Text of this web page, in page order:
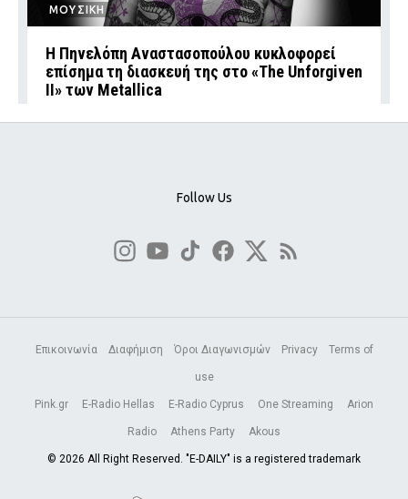
ΜΟΥΣΙΚΗ
Η Πηνελόπη Αναστασοπούλου κυκλοφορεί
επίσημα τη διασκευή της στο «The Unforgiven
II» των Metallica
Follow Us
Επικοινωνία Διαφήμιση Όροι Διαγωνισμών Privacy Terms of
use
Pink.gr E-Radio Hellas E-Radio Cyprus One Streaming Arion
Radio Athens Party Akous
© 2026 All Right Reserved. "E-DAILY" is a registered trademark